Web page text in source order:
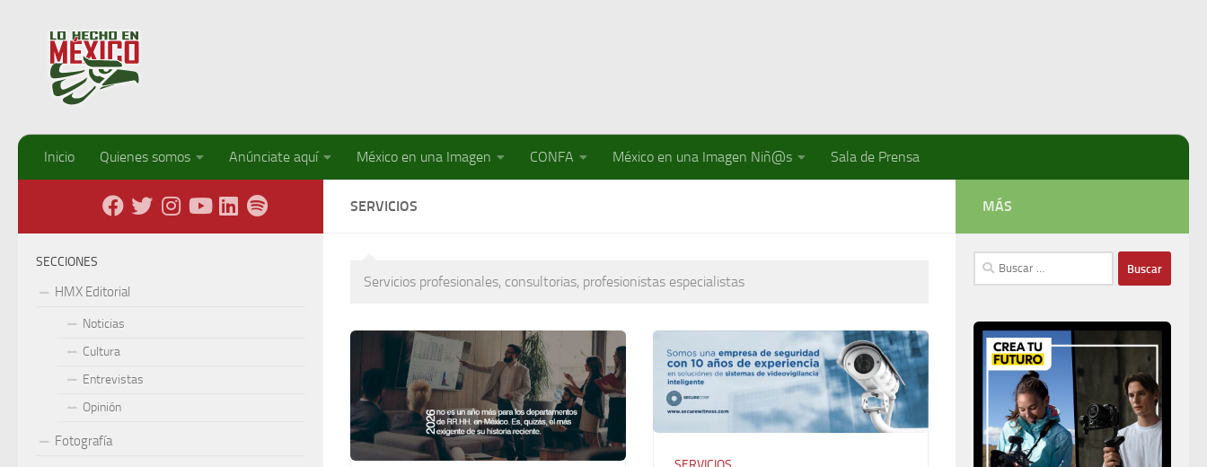
Inicio Quienes somos Anúnciate aquí México en una Imagen CONFA México en una Imagen Niñ@s Sala de Prensa
SERVICIOS
Servicios profesionales, consultorias, profesionistas especialistas
SECCIONES
HMX Editorial
Noticias
Cultura
Entrevistas
Opinión
Fotografía
MÁS
Buscar: